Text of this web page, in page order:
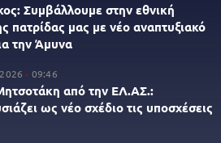
Συμβάλλουμε στην εθνική
πατρίδας μας με νέο αναπτυξιακό
την Άμυνα
09:46
από την ΕΛ.ΑΣ.:
ως νέο σχέδιο τις υποσχέσεις